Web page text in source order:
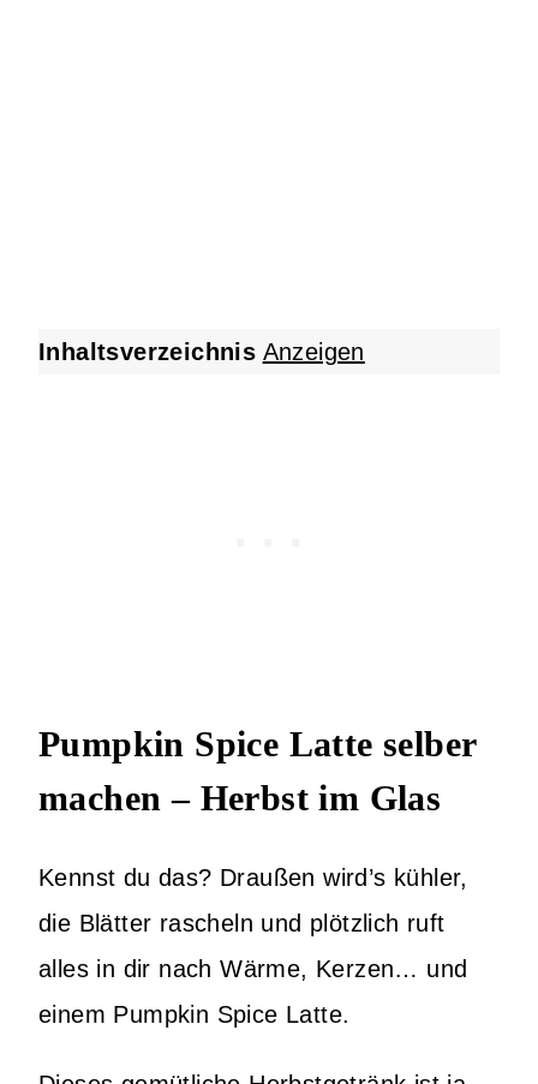
Inhaltsverzeichnis Anzeigen
Pumpkin Spice Latte selber
machen – Herbst im Glas
Kennst du das? Draußen wird’s kühler,
die Blätter rascheln und plötzlich ruft
alles in dir nach Wärme, Kerzen… und
einem Pumpkin Spice Latte.